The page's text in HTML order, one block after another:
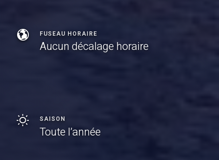
FUSEAU HORAIRE
Aucun décalage horaire
SAISON
Toute l’année